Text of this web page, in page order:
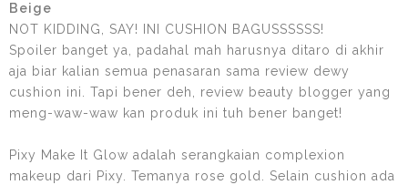
Beige
NOT KIDDING, SAY! INI CUSHION BAGUSSSSSS!
Spoiler banget ya, padahal mah harusnya ditaro di akhir
aja biar kalian semua penasaran sama review dewy
cushion ini. Tapi bener deh, review beauty blogger yang
meng-waw-waw kan produk ini tuh bener banget!
Pixy Make It Glow adalah serangkaian complexion
makeup dari Pixy. Temanya rose gold. Selain cushion ada